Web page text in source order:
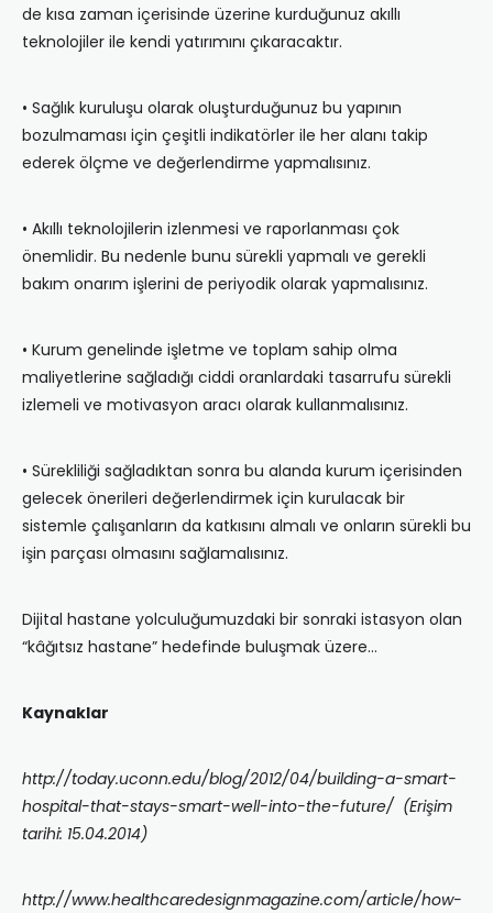
de kısa zaman içerisinde üzerine kurduğunuz akıllı
teknolojiler ile kendi yatırımını çıkaracaktır.
• Sağlık kuruluşu olarak oluşturduğunuz bu yapının
bozulmaması için çeşitli indikatörler ile her alanı takip
ederek ölçme ve değerlendirme yapmalısınız.
• Akıllı teknolojilerin izlenmesi ve raporlanması çok
önemlidir. Bu nedenle bunu sürekli yapmalı ve gerekli
bakım onarım işlerini de periyodik olarak yapmalısınız.
• Kurum genelinde işletme ve toplam sahip olma
maliyetlerine sağladığı ciddi oranlardaki tasarrufu sürekli
izlemeli ve motivasyon aracı olarak kullanmalısınız.
• Sürekliliği sağladıktan sonra bu alanda kurum içerisinden
gelecek önerileri değerlendirmek için kurulacak bir
sistemle çalışanların da katkısını almalı ve onların sürekli bu
işin parçası olmasını sağlamalısınız.
Dijital hastane yolculuğumuzdaki bir sonraki istasyon olan
“kâğıtsız hastane” hedefinde buluşmak üzere…
Kaynaklar
http://today.uconn.edu/blog/2012/04/building-a-smart-
hospital-that-stays-smart-well-into-the-future/ (Erişim
tarihi: 15.04.2014)
http://www.healthcaredesignmagazine.com/article/how-